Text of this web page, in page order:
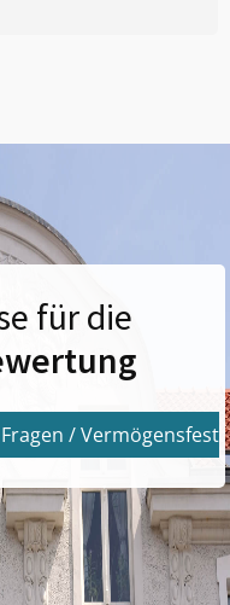
für die
/